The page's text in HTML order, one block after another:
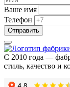
Ваше имя
Телефон
С 2010 года —
стиль, качество и